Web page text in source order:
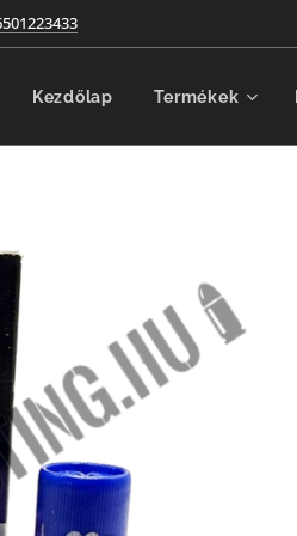
Kezdőlap Termékek